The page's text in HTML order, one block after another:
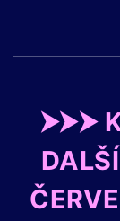
⮞⮞⮞